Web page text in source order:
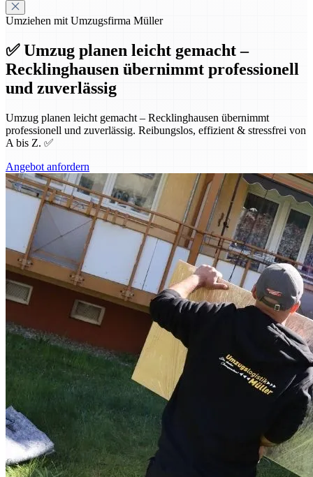
Umziehen mit Umzugsfirma Müller
✅ Umzug planen leicht gemacht –
Recklinghausen übernimmt professionell
und zuverlässig
Umzug planen leicht gemacht – Recklinghausen übernimmt
professionell und zuverlässig. Reibungslos, effizient & stressfrei von
A bis Z. ✅
Angebot anfordern